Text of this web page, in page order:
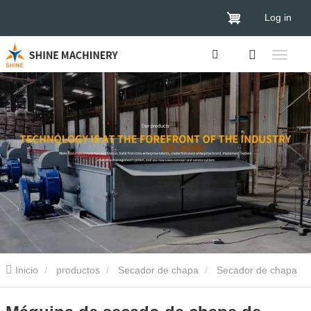
Log in
Inicio productos Secador de chapa Secador de chapa
de madera contrachapada